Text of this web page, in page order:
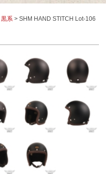
黒系 > SHM HAND STITCH Lot-106